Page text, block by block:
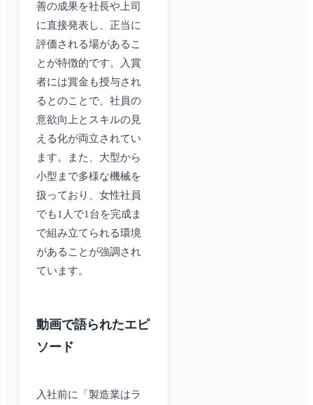
善の成果を社長や上司
に直接発表し、正当に
評価される場があるこ
とが特徴的です。入賞
者には賞金も授与され
るとのことで、社員の
意欲向上とスキルの見
える化が両立されてい
ます。また、大型から
小型まで多様な機械を
扱っており、女性社員
でも1人で1台を完成ま
で組み立てられる環境
があることが強調され
ています。
動画で語られたエピ
ソード
入社前に「製造業はラ